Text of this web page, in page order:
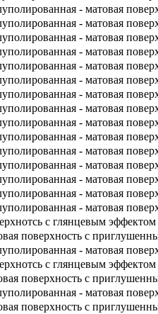
- матовая
- матовая
- матовая
- матовая
- матовая
- матовая
- матовая
- матовая
- матовая
- матовая
- матовая
- матовая
- матовая
- матовая
- матовая
с глянцевым эффектом
поверхность с
- матовая
с глянцевым эффектом
поверхность с
- матовая
поверхность с